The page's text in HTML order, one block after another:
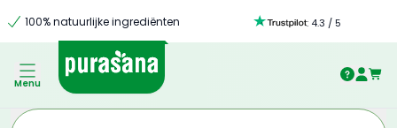
100% natuurlijke ingrediënten : 4.3 /5
Menu